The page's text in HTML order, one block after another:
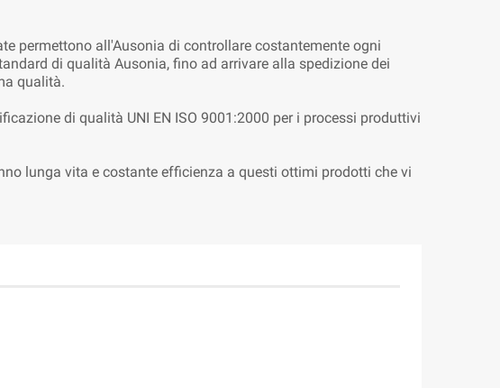
permettono all'Ausonia di controllare costantemente ogni
di qualità Ausonia, fino ad arrivare alla spedizione dei
qualità.
di qualità UNI EN ISO 9001:2000 per i processi produttivi
lunga vita e costante efficienza a questi ottimi prodotti che vi